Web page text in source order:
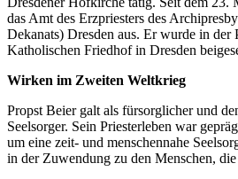
das Amt des Erzpriesters des
Dekanats) Dresden aus. Er wurde in der
Katholischen Friedhof in Dresden
Wirken im Zweiten Weltkrieg
Propst Beier galt als fürsorglicher und
Seelsorger. Sein Priesterleben war
um eine zeit- und menschennahe
in der Zuwendung zu den Menschen,